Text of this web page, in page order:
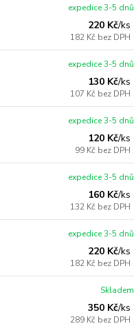
220 Kč/ks
182 Kč bez DPH
expedice 3-5 dnů
130 Kč/ks
107 Kč bez DPH
expedice 3-5 dnů
120 Kč/ks
99 Kč bez DPH
expedice 3-5 dnů
160 Kč/ks
132 Kč bez DPH
expedice 3-5 dnů
220 Kč/ks
182 Kč bez DPH
expedice 3-5 dnů
350 Kč/ks
289 Kč bez DPH
Skladem